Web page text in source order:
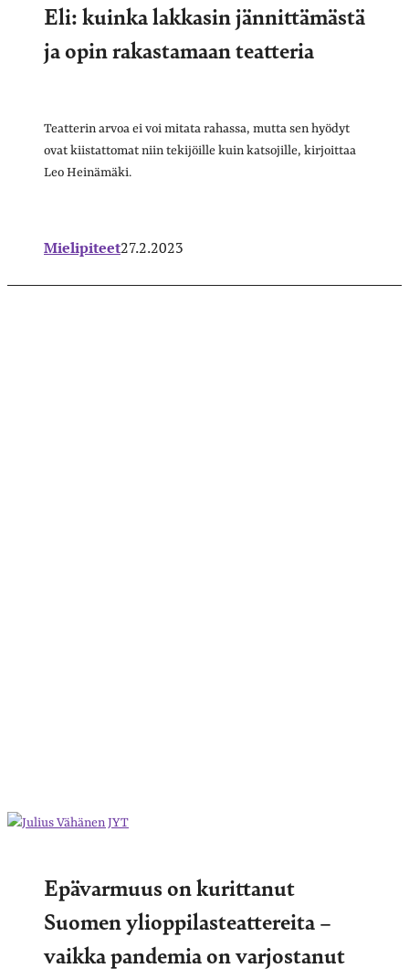
Eli: kuinka lakkasin jännittämästä
ja opin rakastamaan teatteria
Teatterin arvoa ei voi mitata rahassa, mutta sen hyödyt
ovat kiistattomat niin tekijöille kuin katsojille, kirjoittaa
Leo Heinämäki.
Mielipiteet27.2.2023
Epävarmuus on kurittanut
Suomen ylioppilasteattereita –
vaikka pandemia on varjostanut